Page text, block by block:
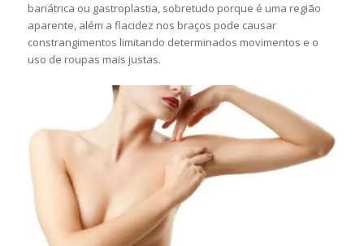
bariátrica ou gastroplastia, sobretudo porque é uma região
aparente, além a flacidez nos braços pode causar
constrangimentos limitando determinados movimentos e o
uso de roupas mais justas.